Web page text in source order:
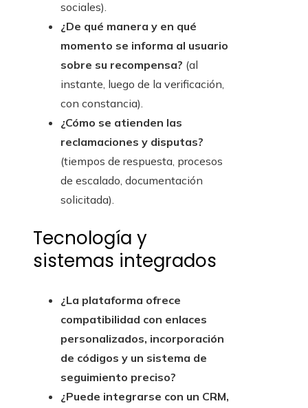
sociales).
¿De qué manera y en qué
momento se informa al usuario
sobre su recompensa? (al
instante, luego de la verificación,
con constancia).
¿Cómo se atienden las
reclamaciones y disputas?
(tiempos de respuesta, procesos
de escalado, documentación
solicitada).
Tecnología y
sistemas integrados
¿La plataforma ofrece
compatibilidad con enlaces
personalizados, incorporación
de códigos y un sistema de
seguimiento preciso?
¿Puede integrarse con un CRM,